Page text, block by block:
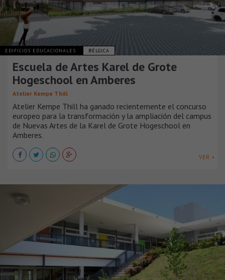
EDIFICIOS EDUCACIONALES BÉLGICA
Escuela de Artes Karel de Grote
Hogeschool en Amberes
Atelier Kempe Thill
Atelier Kempe Thill ha ganado recientemente el concurso
europeo para la transformación y la ampliación del campus
de Nuevas Artes de la Karel de Grote Hogeschool en
Amberes.
VER +